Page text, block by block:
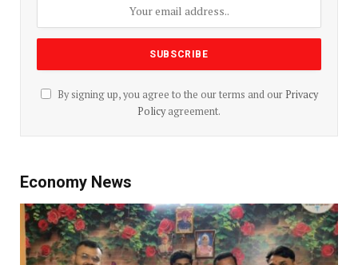
By signing up, you agree to the our terms and our Privacy
Policyagreement.
Economy News